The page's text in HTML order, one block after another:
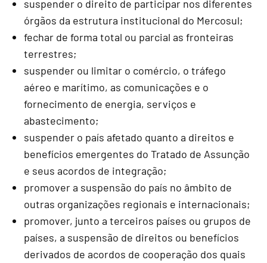
suspender o direito de participar nos diferentes
órgãos da estrutura institucional do Mercosul;
fechar de forma total ou parcial as fronteiras
terrestres;
suspender ou limitar o comércio, o tráfego
aéreo e marítimo, as comunicações e o
fornecimento de energia, serviços e
abastecimento;
suspender o país afetado quanto a direitos e
benefícios emergentes do Tratado de Assunção
e seus acordos de integração;
promover a suspensão do país no âmbito de
outras organizações regionais e internacionais;
promover, junto a terceiros países ou grupos de
países, a suspensão de direitos ou benefícios
derivados de acordos de cooperação dos quais